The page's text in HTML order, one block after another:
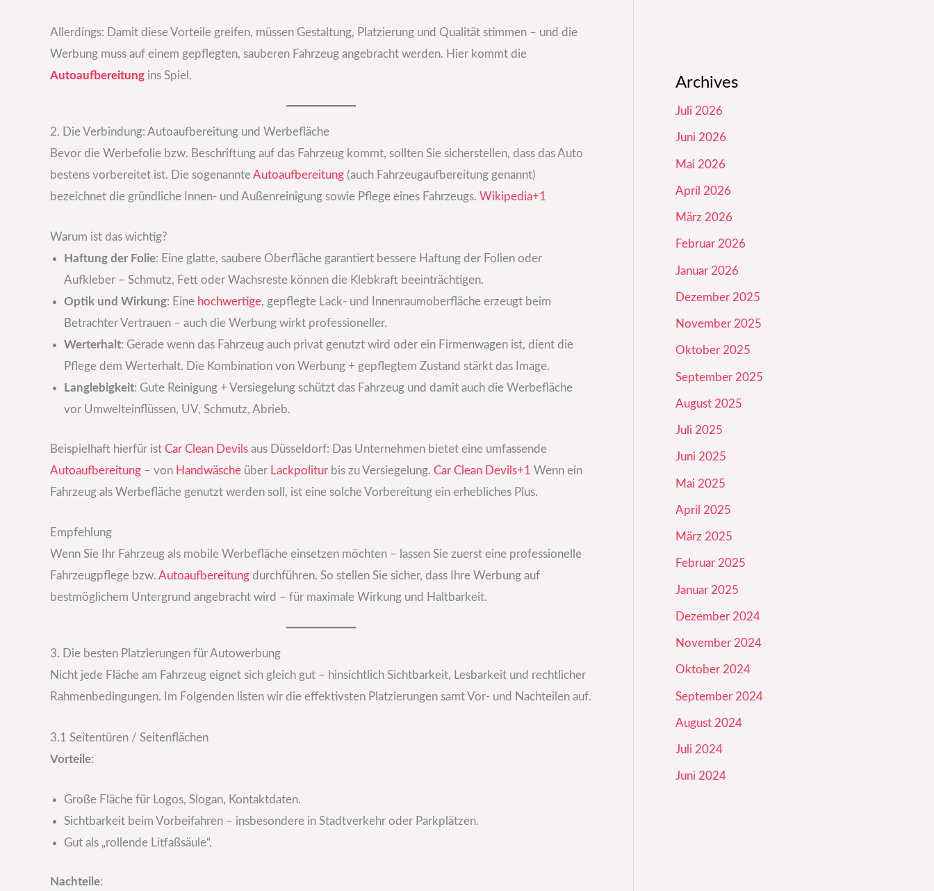
Allerdings: Damit diese Vorteile greifen, müssen Gestaltung, Platzierung und Qualität stimmen – und die
Werbung muss auf einem gepflegten, sauberen Fahrzeug angebracht werden. Hier kommt die
Autoaufbereitung ins Spiel.
2. Die Verbindung: Autoaufbereitung und Werbefläche
Bevor die Werbefolie bzw. Beschriftung auf das Fahrzeug kommt, sollten Sie sicherstellen, dass das Auto
bestens vorbereitet ist. Die sogenannteAutoaufbereitung (auch Fahrzeugaufbereitung genannt)
bezeichnet die gründliche Innen- und Außenreinigung sowie Pflege eines Fahrzeugs. Wikipedia+1
Warum ist das wichtig?
Haftung der Folie: Eine glatte, saubere Oberfläche garantiert bessere Haftung der Folien oder
Aufkleber – Schmutz, Fett oder Wachsreste können die Klebkraft beeinträchtigen.
Optik und Wirkung: Eine hochwertige, gepflegte Lack- und Innenraumoberfläche erzeugt beim
Betrachter Vertrauen – auch die Werbung wirkt professioneller.
Werterhalt: Gerade wenn das Fahrzeug auch privat genutzt wird oder ein Firmenwagen ist, dient die
Pflege dem Werterhalt. Die Kombination von Werbung + gepflegtem Zustand stärkt das Image.
Langlebigkeit: Gute Reinigung + Versiegelung schützt das Fahrzeug und damit auch die Werbefläche
vor Umwelteinflüssen, UV, Schmutz, Abrieb.
Beispielhaft hierfür ist Car Clean Devils aus Düsseldorf: Das Unternehmen bietet eine umfassende
Autoaufbereitung – von Handwäsche über Lackpolitur bis zu Versiegelung. Car Clean Devils+1 Wenn ein
Fahrzeug als Werbefläche genutzt werden soll, ist eine solche Vorbereitung ein erhebliches Plus.
Empfehlung
Wenn Sie Ihr Fahrzeug als mobile Werbefläche einsetzen möchten – lassen Sie zuerst eine professionelle
Fahrzeugpflege bzw. Autoaufbereitung durchführen. So stellen Sie sicher, dass Ihre Werbung auf
bestmöglichem Untergrund angebracht wird – für maximale Wirkung und Haltbarkeit.
3. Die besten Platzierungen für Autowerbung
Nicht jede Fläche am Fahrzeug eignet sich gleich gut – hinsichtlich Sichtbarkeit, Lesbarkeit und rechtlicher
Rahmenbedingungen. Im Folgenden listen wir die effektivsten Platzierungen samt Vor- und Nachteilen auf.
3.1 Seitentüren / Seitenflächen
Vorteile:
Große Fläche für Logos, Slogan, Kontaktdaten.
Sichtbarkeit beim Vorbeifahren – insbesondere in Stadtverkehr oder Parkplätzen.
Gut als „rollende Litfaßsäule“.
Nachteile:
Archives
Juli 2026
Juni 2026
Mai 2026
April 2026
März 2026
Februar 2026
Januar 2026
Dezember 2025
November 2025
Oktober 2025
September 2025
August 2025
Juli 2025
Juni 2025
Mai 2025
April 2025
März 2025
Februar 2025
Januar 2025
Dezember 2024
November 2024
Oktober 2024
September 2024
August 2024
Juli 2024
Juni 2024